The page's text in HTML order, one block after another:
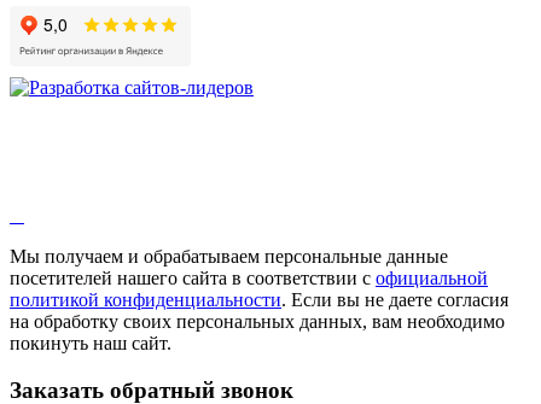
Мы получаем и обрабатываем персональные данные
посетителей нашего сайта в соответствии с официальной
политикой конфиденциальности. Если вы не даете согласия
на обработку своих персональных данных, вам необходимо
покинуть наш сайт.
Заказать обратный звонок